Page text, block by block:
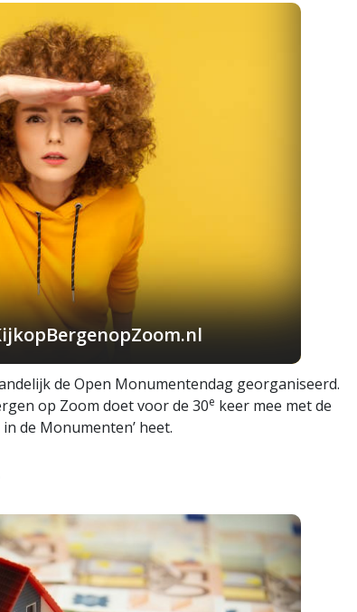
de Open Monumentendag georganiseerd.
op Zoom doet voor de 30e keer mee met de
de Monumenten’ heet.